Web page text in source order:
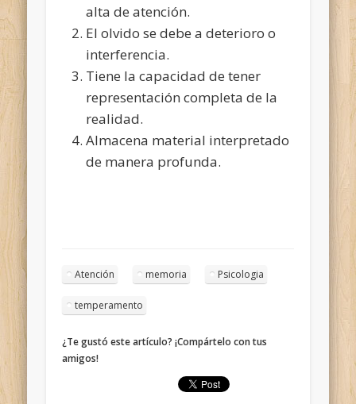
alta de atención.
El olvido se debe a deterioro o
interferencia.
Tiene la capacidad de tener
representación completa de la
realidad.
Almacena material interpretado
de manera profunda.
Atención memoria Psicologia
temperamento
¿Te gustó este artículo? ¡Compártelo con tus
amigos!